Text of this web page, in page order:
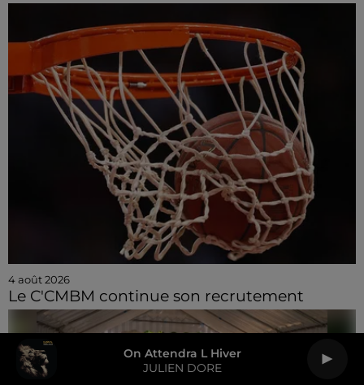
On Attendra L Hiver
JULIEN DORE
4 août 2026
Le C'CMBM continue son recrutement